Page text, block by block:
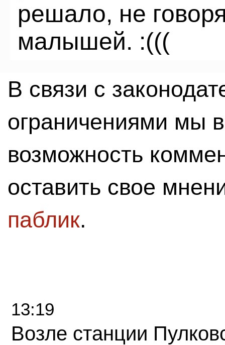
решало, не
малышей. :(((
В связи с
ограничениями мы
возможность
оставить свое
паблик.
13:19
Возле станции